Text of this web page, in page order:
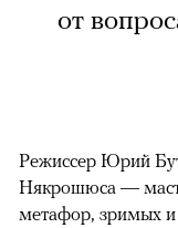
от
Режиссер Юрий
Някрошюса —
метафор, зримых